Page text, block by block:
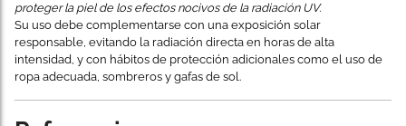
proteger la piel de los efectos nocivos de la radiación UV.
Su uso debe complementarse con una exposición solar
responsable, evitando la radiación directa en horas de alta
intensidad, y con hábitos de protección adicionales como el uso de
ropa adecuada, sombreros y gafas de sol.